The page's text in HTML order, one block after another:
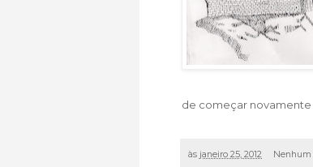
de começar
às janeiro 25, 2012
Nenhum